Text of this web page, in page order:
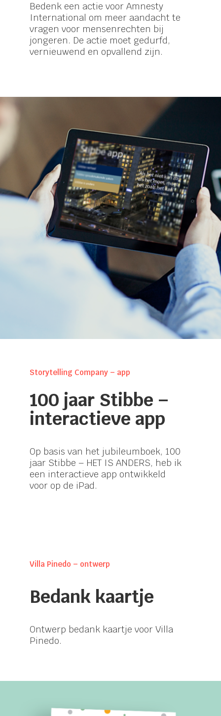
Bedenk een actie voor Amnesty
International om meer aandacht te
vragen voor mensenrechten bij
jongeren. De actie moet gedurfd,
vernieuwend en opvallend zijn.
Storytelling Company – app
100 jaar Stibbe –
interactieve app
Op basis van het jubileumboek, 100
jaar Stibbe – HET IS ANDERS, heb ik
een interactieve app ontwikkeld
voor op de iPad.
Villa Pinedo – ontwerp
Bedank kaartje
Ontwerp bedank kaartje voor Villa
Pinedo.